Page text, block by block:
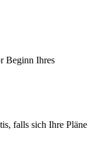
Beginn Ihres
falls sich Ihre Pläne